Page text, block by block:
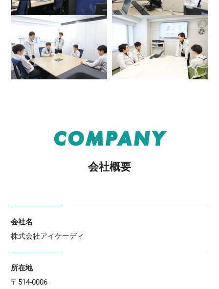
COMPANY
会社概要
会社名
株式会社アイケーディ
所在地
〒514-0006